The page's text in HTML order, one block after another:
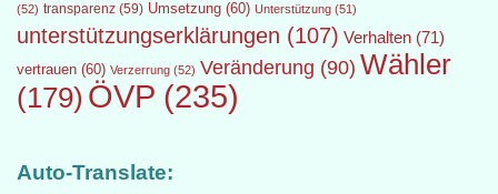
(52) transparenz (59) Umsetzung (60) Unterstützung (51)
unterstützungserklärungen (107) Verhalten (71)
vertrauen (60) Verzerrung (52) Veränderung (90) Wähler
(179) ÖVP (235)
Auto-Translate: